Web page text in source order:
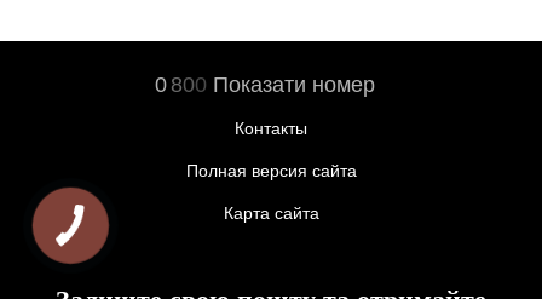
0 800 Показати номер
Контакты
Полная версия сайта
Карта сайта